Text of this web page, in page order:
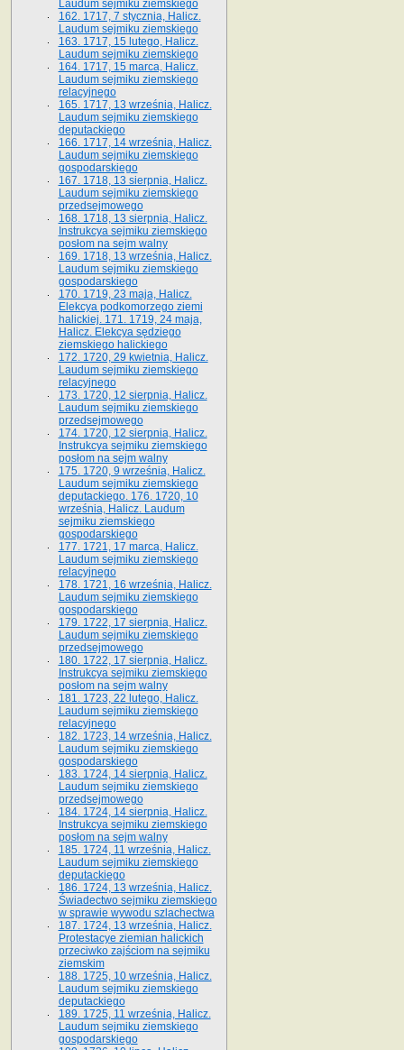
Laudum sejmiku ziemskiego
162. 1717, 7 stycznia, Halicz.
Laudum sejmiku ziemskiego
163. 1717, 15 lutego, Halicz.
Laudum sejmiku ziemskiego
164. 1717, 15 marca, Halicz.
Laudum sejmiku ziemskiego
relacyjnego
165. 1717, 13 września, Halicz.
Laudum sejmiku ziemskiego
deputackiego
166. 1717, 14 września, Halicz.
Laudum sejmiku ziemskiego
gospodarskiego
167. 1718, 13 sierpnia, Halicz.
Laudum sejmiku ziemskiego
przedsejmowego
168. 1718, 13 sierpnia, Halicz.
Instrukcya sejmiku ziemskiego
posłom na sejm walny
169. 1718, 13 września, Halicz.
Laudum sejmiku ziemskiego
gospodarskiego
170. 1719, 23 maja, Halicz.
Elekcya podkomorzego ziemi
halickiej. 171. 1719, 24 maja,
Halicz. Elekcya sędziego
ziemskiego halickiego
172. 1720, 29 kwietnia, Halicz.
Laudum sejmiku ziemskiego
relacyjnego
173. 1720, 12 sierpnia, Halicz.
Laudum sejmiku ziemskiego
przedsejmowego
174. 1720, 12 sierpnia, Halicz.
Instrukcya sejmiku ziemskiego
posłom na sejm walny
175. 1720, 9 września, Halicz.
Laudum sejmiku ziemskiego
deputackiego. 176. 1720, 10
września, Halicz. Laudum
sejmiku ziemskiego
gospodarskiego
177. 1721, 17 marca, Halicz.
Laudum sejmiku ziemskiego
relacyjnego
178. 1721, 16 września, Halicz.
Laudum sejmiku ziemskiego
gospodarskiego
179. 1722, 17 sierpnia, Halicz.
Laudum sejmiku ziemskiego
przedsejmowego
180. 1722, 17 sierpnia, Halicz.
Instrukcya sejmiku ziemskiego
posłom na sejm walny
181. 1723, 22 lutego, Halicz.
Laudum sejmiku ziemskiego
relacyjnego
182. 1723, 14 września, Halicz.
Laudum sejmiku ziemskiego
gospodarskiego
183. 1724, 14 sierpnia, Halicz.
Laudum sejmiku ziemskiego
przedsejmowego
184. 1724, 14 sierpnia, Halicz.
Instrukcya sejmiku ziemskiego
posłom na sejm walny
185. 1724, 11 września, Halicz.
Laudum sejmiku ziemskiego
deputackiego
186. 1724, 13 września, Halicz.
Świadectwo sejmiku ziemskiego
w sprawie wywodu szlachectwa
187. 1724, 13 września, Halicz.
Protestacye ziemian halickich
przeciwko zajściom na sejmiku
ziemskim
188. 1725, 10 września, Halicz.
Laudum sejmiku ziemskiego
deputackiego
189. 1725, 11 września, Halicz.
Laudum sejmiku ziemskiego
gospodarskiego